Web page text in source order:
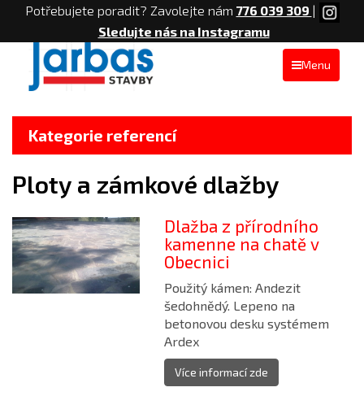
Potřebujete poradit? Zavolejte nám 776 039 309 |
Sledujte nás na Instagramu
Menu
Kategorie referencí
Ploty a zámkové dlažby
Dlažba z přírodního
kamenne na chatě v
Obecnici
Použitý kámen: Andezit
šedohnědý. Lepeno na
betonovou desku systémem
Ardex
Více informací zde